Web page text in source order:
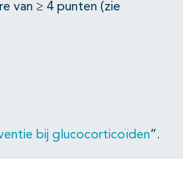
van ≥ 4 punten (zie
bij glucocorticoïden”.